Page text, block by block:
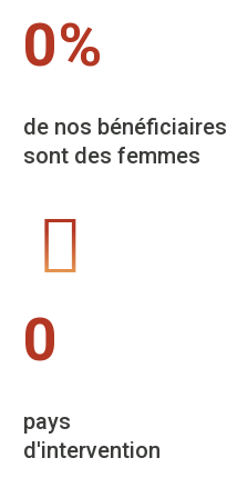
0%
de nos bénéficiaires
sont des femmes
0
pays
d'intervention